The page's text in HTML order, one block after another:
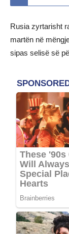
Rusia zyrtarisht
martën në
sipas selisë së